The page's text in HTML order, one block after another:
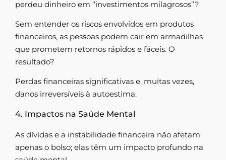
perdeu dinheiro em “investimentos milagrosos”?
Sem entender os riscos envolvidos em produtos
financeiros, as pessoas podem cair em armadilhas
que prometem retornos rápidos e fáceis. O
resultado?
Perdas financeiras significativas e, muitas vezes,
danos irreversíveis à autoestima.
4. Impactos na Saúde Mental
As dívidas e a instabilidade financeira não afetam
apenas o bolso; elas têm um impacto profundo na